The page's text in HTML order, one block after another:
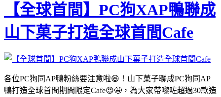
【全球首間】PC狗XAP鴨聯成
山下菓⼦打造全球首間Cafe
各位PC狗同AP鴨粉絲要注意啦😆！山下菓⼦聯成PC狗同AP
鴨打造全球首間期間限定Cafe😍🤩，為大家帶嚟咗超過30款造